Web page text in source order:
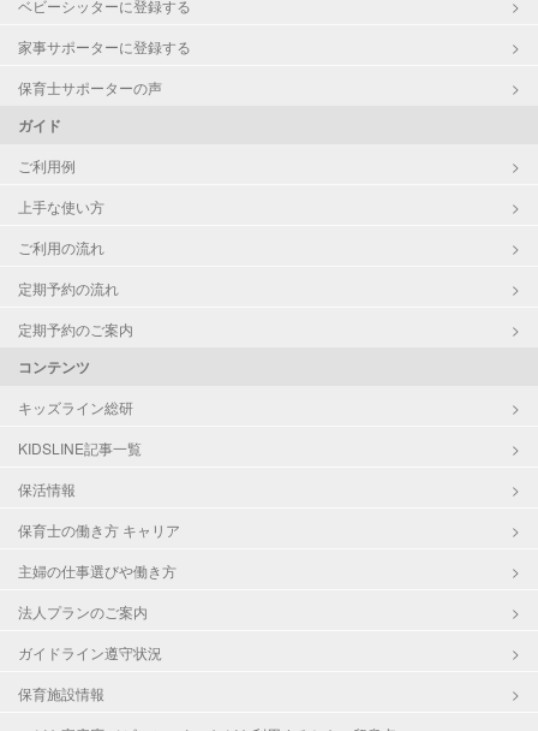
ベビーシッターに登録する
家事サポーターに登録する
保育士サポーターの声
ガイド
ご利用例
上手な使い方
ご利用の流れ
定期予約の流れ
定期予約のご案内
コンテンツ
キッズライン総研
KIDSLINE記事一覧
保活情報
保育士の働き方 キャリア
主婦の仕事選びや働き方
法人プランのご案内
ガイドライン遵守状況
保育施設情報